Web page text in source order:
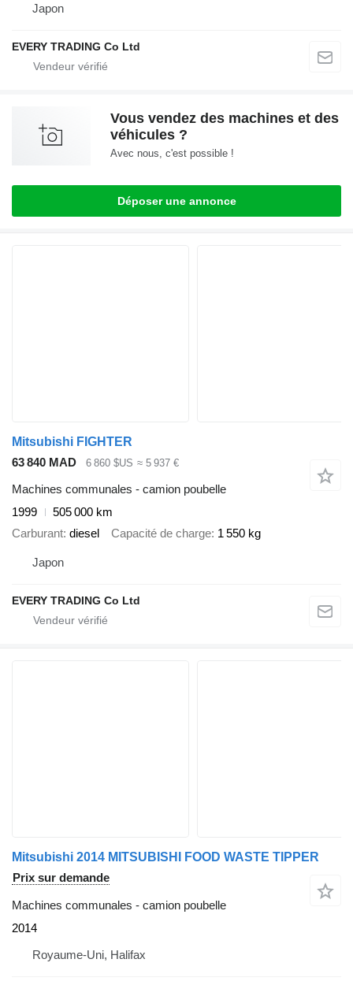
Japon
EVERY TRADING Co Ltd
Vous vendez des machines et des
véhicules ?
Avec nous, c'est possible !
Déposer une annonce
Mitsubishi FIGHTER
63 840 MAD
6 860 $US ≈ 5 937 €
Machines communales - camion poubelle
1999
505 000 km
Carburant diesel Capacité de charge 1 550 kg
Japon
EVERY TRADING Co Ltd
Mitsubishi 2014 MITSUBISHI FOOD WASTE TIPPER
Prix sur demande
Machines communales - camion poubelle
2014
Royaume-Uni, Halifax